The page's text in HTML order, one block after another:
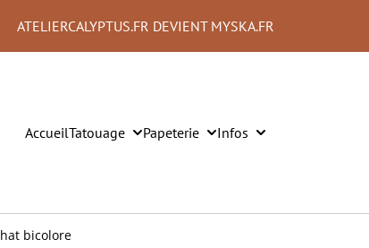
ATELIERCALYPTUS.FR DEVIENT MYSKA.FR
AccueilTatouage Papeterie Infos
bicolore